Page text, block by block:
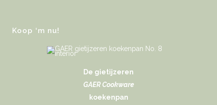
Koop ‘m nu!
De gietijzeren
GAER Cookware
koekenpan